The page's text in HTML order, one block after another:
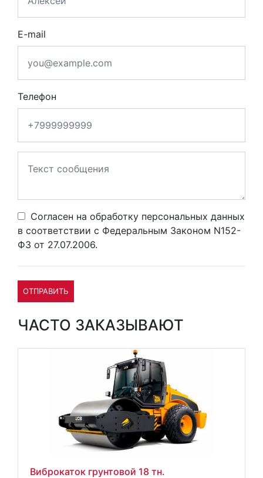
E-mail
Телефон
Согласен на обработку персональных данных
в соответствии с Федеральным Законом N152-
ФЗ от 27.07.2006.
ОТПРАВИТЬ
ЧАСТО ЗАКАЗЫВАЮТ
Виброкаток грунтовой 18 тн.